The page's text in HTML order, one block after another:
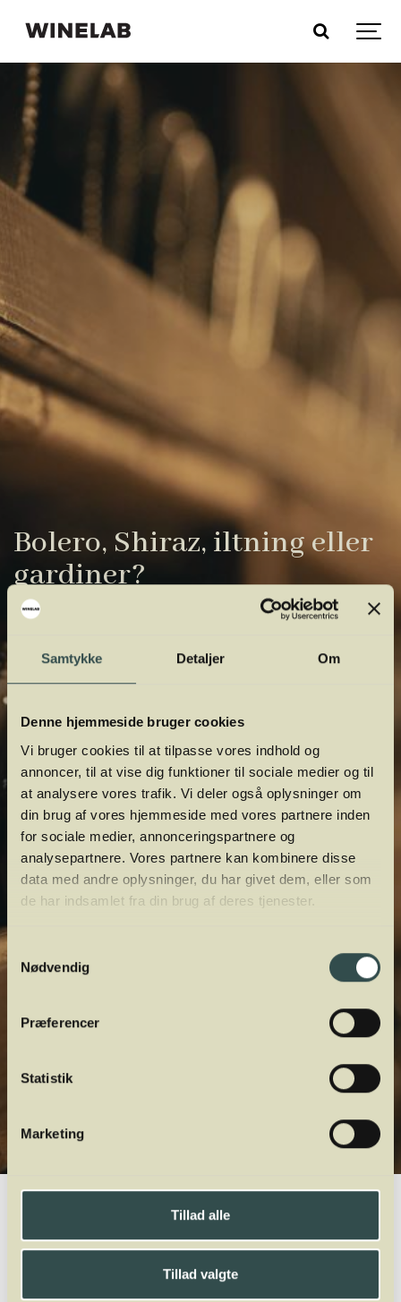
Samtykke Detaljer Om
Denne hjemmeside bruger cookies
Vi bruger cookies til at tilpasse vores indhold og
annoncer, til at vise dig funktioner til sociale medier og til
at analysere vores trafik. Vi deler også oplysninger om
din brug af vores hjemmeside med vores partnere inden
for sociale medier, annonceringspartnere og
analysepartnere. Vores partnere kan kombinere disse
data med andre oplysninger, du har givet dem, eller som
de har indsamlet fra din brug af deres tjenester.
Samtykkevalg
Nødvendig
Præferencer
Statistik
Marketing
Tillad alle
Tillad valgte
Bolero, Shiraz, iltning eller
gardiner?
Vinens verden er fuld af komplicerede
vinordbog, så du lettere kan navigere og
Winelab.dk Vinviden vinordbog Druesorter Sémillon
A B C D E F G H I J K L M N O P Q R S T U V W